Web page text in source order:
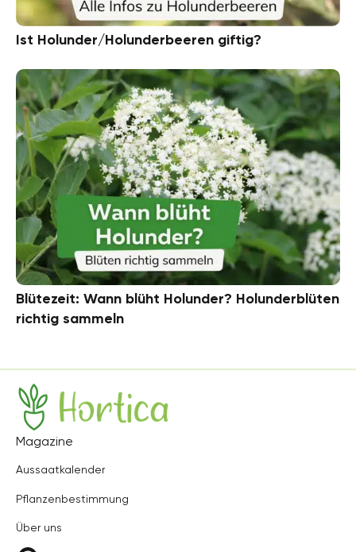
Ist Holunder/Holunderbeeren giftig?
Blütezeit: Wann blüht Holunder? Holunderblüten
richtig sammeln
Hortica
Magazine
Aussaatkalender
Pflanzenbestimmung
Über uns